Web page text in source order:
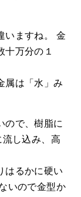
いますね。 金
万分の１
属は「水」み
ので、樹脂に
し込み、高
はるかに硬い
いので金型か